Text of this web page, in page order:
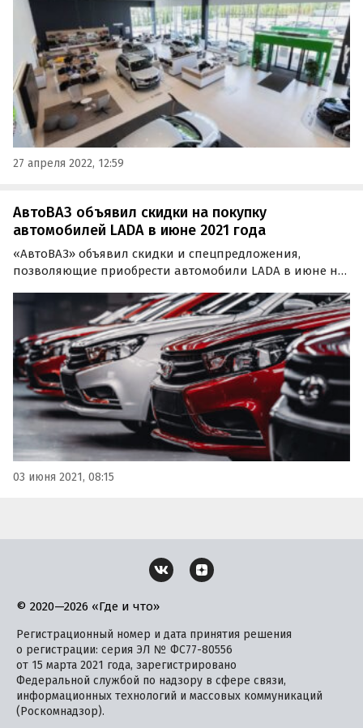
27 апреля 2022, 12:59
АвтоВАЗ объявил скидки на покупку
автомобилей LADA в июне 2021 года
«АвтоВАЗ» объявил скидки и спецпредложения,
позволяющие приобрести автомобили LADA в июне на
со ссылкой на «Лада.Онлайн», минимальная скидка на
новую LADA сейчас составляет 10 тыс. рублей.
03 июня 2021, 08:15
© 2020—2026 «Где и что»
Регистрационный номер и дата принятия решения
о регистрации: серия ЭЛ № ФС77-80556
от 15 марта 2021 года, зарегистрировано
Федеральной службой по надзору в сфере связи,
информационных технологий и массовых коммуникаций
(Роскомнадзор).